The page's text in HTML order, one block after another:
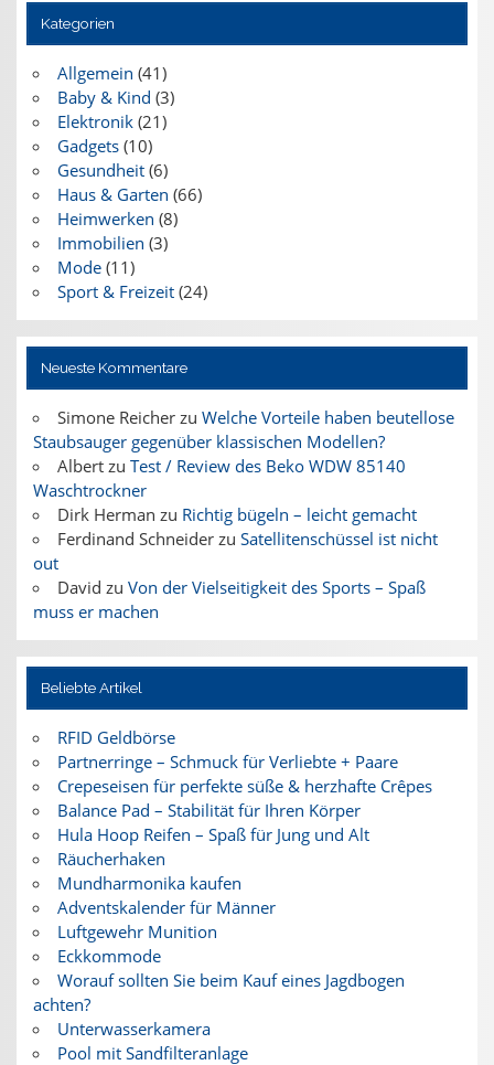
Kategorien
Allgemein (41)
Baby & Kind (3)
Elektronik(21)
Gadgets(10)
Gesundheit(6)
Haus & Garten (66)
Heimwerken (8)
Immobilien (3)
Mode(11)
Sport & Freizeit(24)
Neueste Kommentare
Simone Reicherzu Welche Vorteile haben beutellose
Staubsauger gegenüber klassischen Modellen?
Albertzu Test / Review des Beko WDW 85140
Waschtrockner
Dirk Herman zu Richtig bügeln – leicht gemacht
Ferdinand Schneiderzu Satellitenschüssel ist nicht
out
David zu Von der Vielseitigkeit des Sports – Spaß
muss er machen
Beliebte Artikel
RFID Geldbörse
Partnerringe – Schmuck für Verliebte + Paare
Crepeseisen für perfekte süße & herzhafte Crêpes
Balance Pad – Stabilität für Ihren Körper
Hula Hoop Reifen – Spaß für Jung und Alt
Räucherhaken
Mundharmonika kaufen
Adventskalender für Männer
Luftgewehr Munition
Eckkommode
Worauf sollten Sie beim Kauf eines Jagdbogen
achten?
Unterwasserkamera
Pool mit Sandfilteranlage